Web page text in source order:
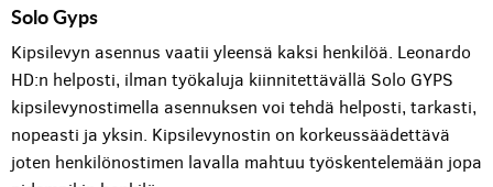
Solo Gyps
Kipsilevyn asennus vaatii yleensä kaksi henkilöä. Leonardo
HD:n helposti, ilman työkaluja kiinnitettävällä Solo GYPS
kipsilevynostimella asennuksen voi tehdä helposti, tarkasti,
nopeasti ja yksin. Kipsilevynostin on korkeussäädettävä
joten henkilönostimen lavalla mahtuu työskentelemään jopa